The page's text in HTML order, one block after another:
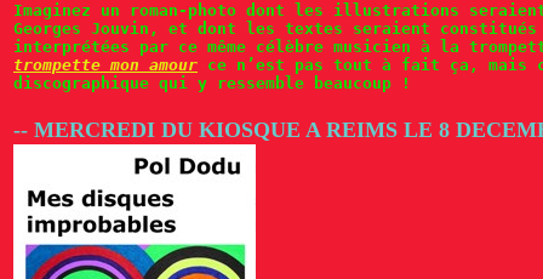
Imaginez un roman-photo dont les illustrations
Georges Jouvin, et dont les textes seraient constitués
interprétées par ce même célèbre musicien à la
trompette mon amour ce n’est pas tout à fait ça, mais
discographique qui y ressemble beaucoup !
-- MERCREDI DU KIOSQUE A REIMS LE 8